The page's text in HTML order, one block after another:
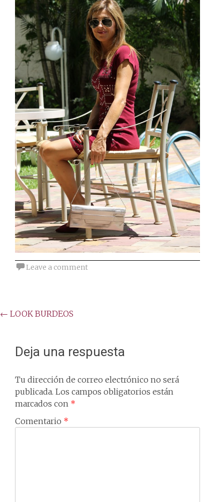
Leave a comment
Post
← LOOK BURDEOS
Deja una respuesta
Tu dirección de correo electrónico no será
publicada. Los campos obligatorios están
marcados con *
Comentario *